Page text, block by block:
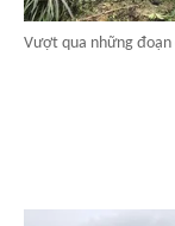
Vượt qua những đoạn